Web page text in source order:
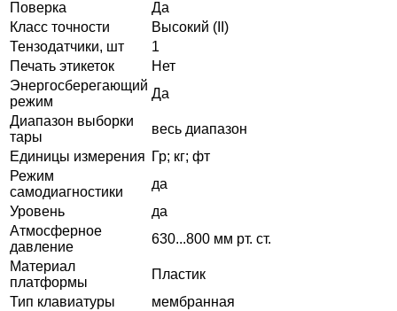
Поверка
Да
Класс точности
Высокий (II)
Тензодатчики, шт
1
Печать этикеток
Нет
Энергосберегающий
режим
Да
Диапазон выборки
тары
весь диапазон
Единицы измерения Гр; кг; фт
Режим
самодиагностики
да
Уровень
да
Атмосферное
давление
630...800 мм рт. ст.
Материал
платформы
Пластик
Тип клавиатуры
мембранная